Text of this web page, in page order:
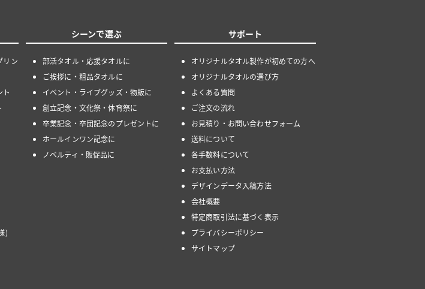
リン
ト
)
シーンで選ぶ
部活タオル・応援タオルに
ご挨拶に・粗品タオルに
イベント・ライブグッズ・物販に
創立記念・文化祭・体育祭に
卒業記念・卒団記念のプレゼントに
ホールインワン記念に
ノベルティ・販促品に
サポート
オリジナルタオル製作が初めての方へ
オリジナルタオルの選び方
よくある質問
ご注文の流れ
お見積り・お問い合わせフォーム
送料について
各手数料について
お支払い方法
デザインデータ入稿方法
会社概要
特定商取引法に基づく表示
プライバシーポリシー
サイトマップ